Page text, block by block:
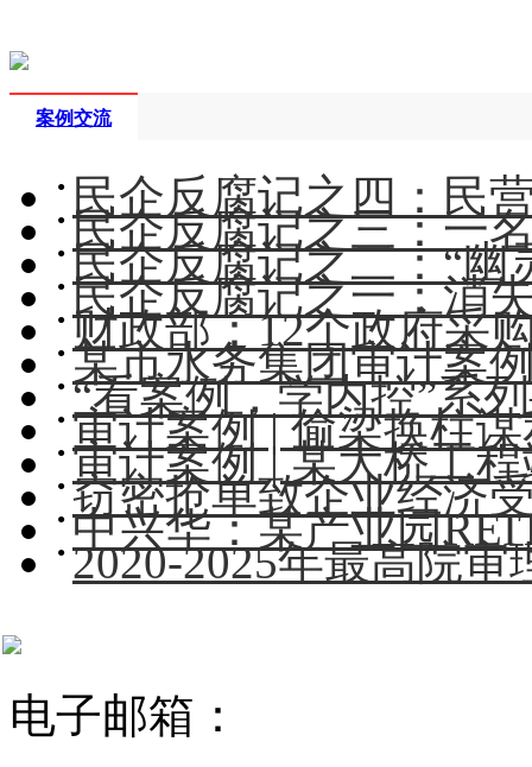
案例交流
民企反腐记之四：民
民企反腐记之三：一
民企反腐记之二：“幽
民企反腐记之一：消
财政部：12个政府采
某市水务集团审计案
“看案例，学内控”系
审计案例 | 偷梁换柱
审计案例 | 某大桥工
窃密抢单致企业经济
中兴华：某产业园
2020-2025年最高院审
电子邮箱：